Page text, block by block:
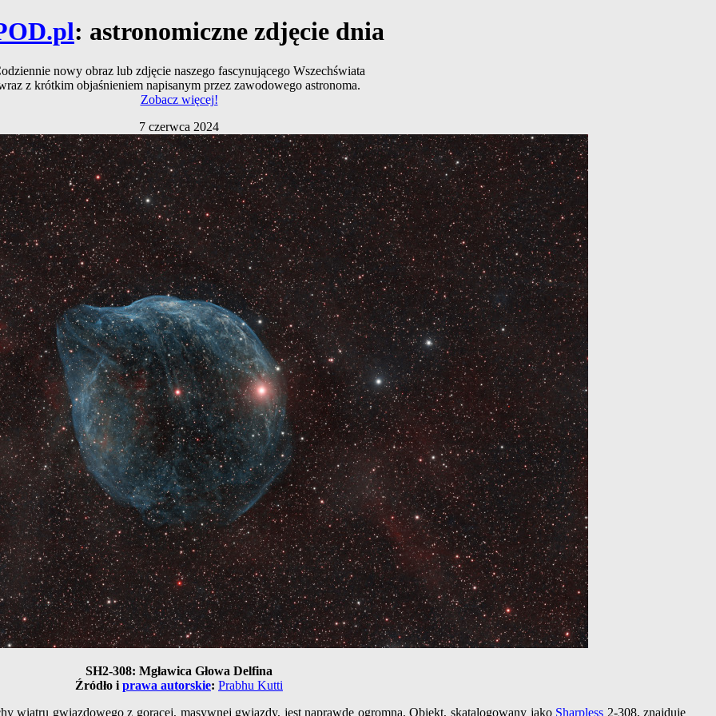
: astronomiczne zdjęcie dnia
nowy obraz lub zdjęcie naszego fascynującego Wszechświata
z krótkim objaśnieniem napisanym przez zawodowego astronoma.
Zobacz więcej!
7 czerwca 2024
SH2-308: Mgławica Głowa Delfina
Źródło i prawa autorskie: Prabhu Kutti
wiatru gwiazdowego z gorącej, masywnej gwiazdy, jest naprawdę ogromna. Obiekt, skatalogowany jako Sharpless 2-308, znajduje